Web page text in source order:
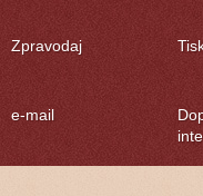
Zpravodaj
e-mail